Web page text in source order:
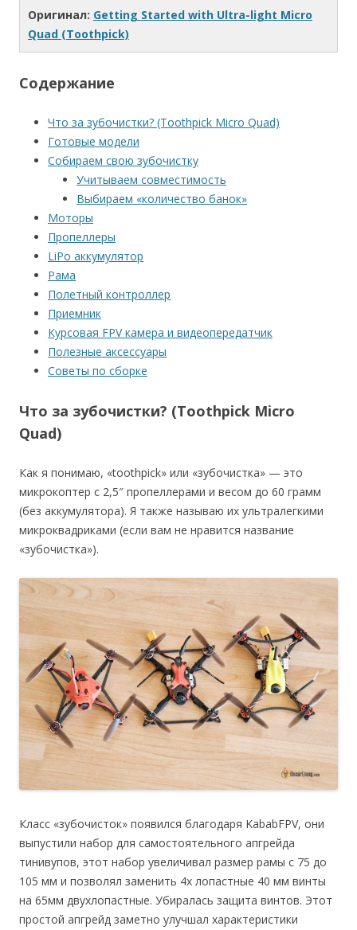
Оригинал: Getting Started with Ultra-light Micro
Quad (Toothpick)
Содержание
Что за зубочистки? (Toothpick Micro Quad)
Готовые модели
Собираем свою зубочистку
Учитываем совместимость
Выбираем «количество банок»
Моторы
Пропеллеры
LiPo аккумулятор
Рама
Полетный контроллер
Приемник
Курсовая FPV камера и видеопередатчик
Полезные аксессуары
Советы по сборке
Что за зубочистки? (Toothpick Micro
Quad)
Как я понимаю, «toothpick» или «зубочистка» — это
микрокоптер с 2,5″ пропеллерами и весом до 60 грамм
(без аккумулятора). Я также называю их ультралегкими
микроквадриками (если вам не нравится название
«зубочистка»).
Класс «зубочисток» появился благодаря KababFPV, они
выпустили набор для самостоятельного апгрейда
тинивупов, этот набор увеличивал размер рамы с 75 до
105 мм и позволял заменить 4х лопастные 40 мм винты
на 65мм двухлопастные. Убиралась защита винтов. Этот
простой апгрейд заметно улучшал характеристики